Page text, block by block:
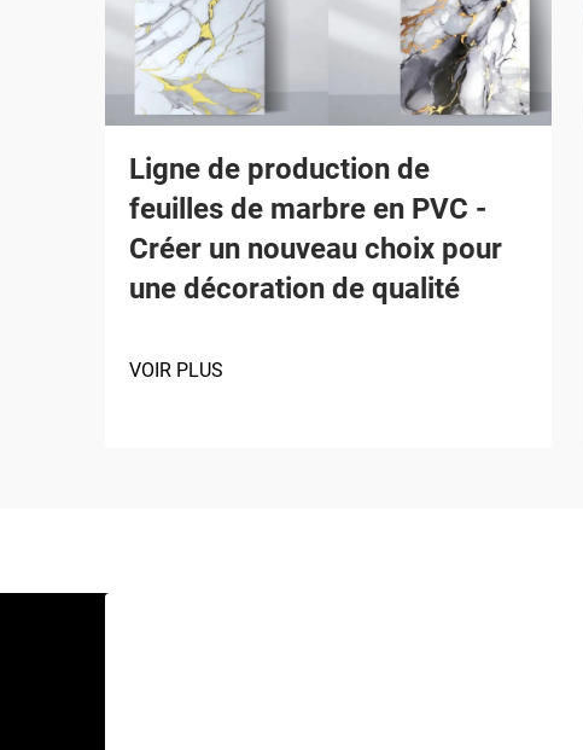
Ligne de production de
feuilles de marbre en PVC -
Créer un nouveau choix pour
une décoration de qualité
VOIR PLUS